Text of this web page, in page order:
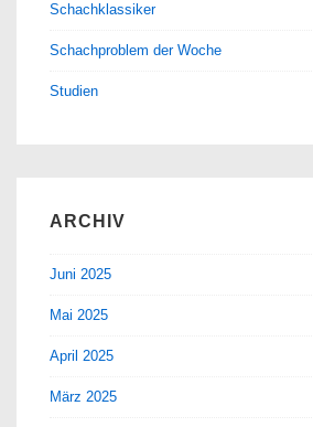
Schachklassiker
Schachproblem der Woche
Studien
ARCHIV
Juni 2025
Mai 2025
April 2025
März 2025